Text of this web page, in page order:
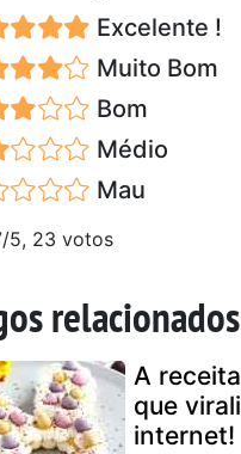
Excelente !
Muito Bom
Bom
Médio
Mau
5, 23 votos
relacionados
A
que
internet!